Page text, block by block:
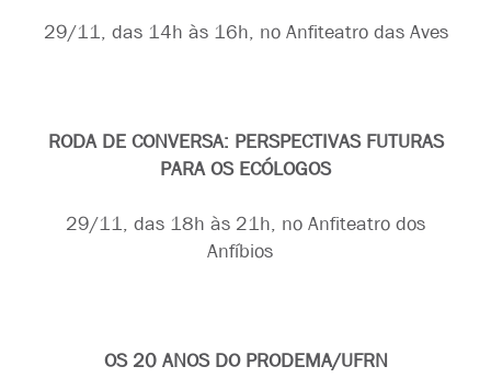
29/11, das 14h às 16h, no Anfiteatro das Aves
RODA DE CONVERSA: PERSPECTIVAS FUTURAS
PARA OS ECÓLOGOS
29/11, das 18h às 21h, no Anfiteatro dos
Anfíbios
OS 20 ANOS DO PRODEMA/UFRN